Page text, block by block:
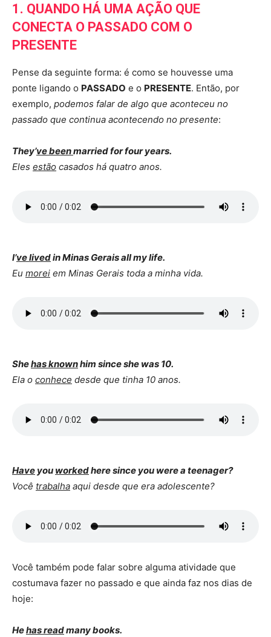
1. QUANDO HÁ UMA AÇÃO QUE
CONECTA O PASSADO COM O
PRESENTE
Pense da seguinte forma: é como se houvesse uma
ponte ligando o PASSADO e o PRESENTE. Então, por
exemplo, podemos falar de algo que aconteceu no
passado que continua acontecendo no presente:
They’ve beenmarried for four years.
Eles estão casados há quatro anos.
I’ve livedin Minas Gerais all my life.
Eu morei em Minas Gerais toda a minha vida.
Shehas knownhim since she was 10.
Ela o conhece desde que tinha 10 anos.
Have you workedhere since you were a teenager?
Você trabalha aqui desde que era adolescente?
Você também pode falar sobre alguma atividade que
costumava fazer no passado e que ainda faz nos dias de
hoje:
Hehas readmany books.